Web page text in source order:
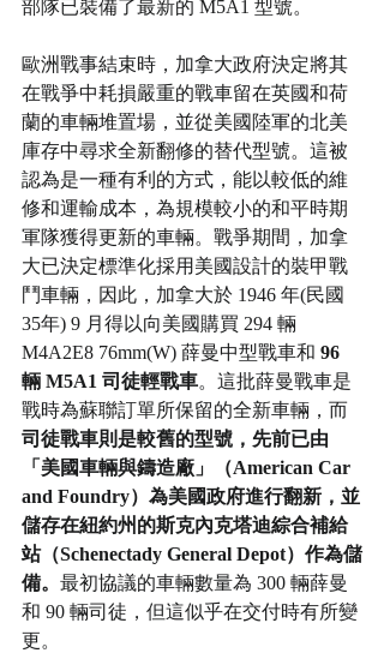
部隊已裝備了最新的 M5A1 型號。
歐洲戰事結束時，加拿大政府決定將其
在戰爭中耗損嚴重的戰車留在英國和荷
蘭的車輛堆置場，並從美國陸軍的北美
庫存中尋求全新翻修的替代型號。這被
認為是一種有利的方式，能以較低的維
修和運輸成本，為規模較小的和平時期
軍隊獲得更新的車輛。戰爭期間，加拿
大已決定標準化採用美國設計的裝甲戰
鬥車輛，因此，加拿大於 1946 年(民國
35年) 9 月得以向美國購買 294 輛
M4A2E8 76mm(W) 薛曼中型戰車和 96
輛 M5A1 司徒輕戰車。這批薛曼戰車是
戰時為蘇聯訂單所保留的全新車輛，而
司徒戰車則是較舊的型號，先前已由
「美國車輛與鑄造廠」（American Car
and Foundry）為美國政府進行翻新，並
儲存在紐約州的斯克內克塔迪綜合補給
站（Schenectady General Depot）作為儲
備。 最初協議的車輛數量為 300 輛薛曼
和 90 輛司徒，但這似乎在交付時有所變
更。